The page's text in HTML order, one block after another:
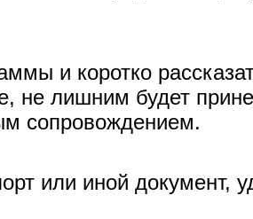
и коротко
не лишним будет
сопровождением.
или иной документ,